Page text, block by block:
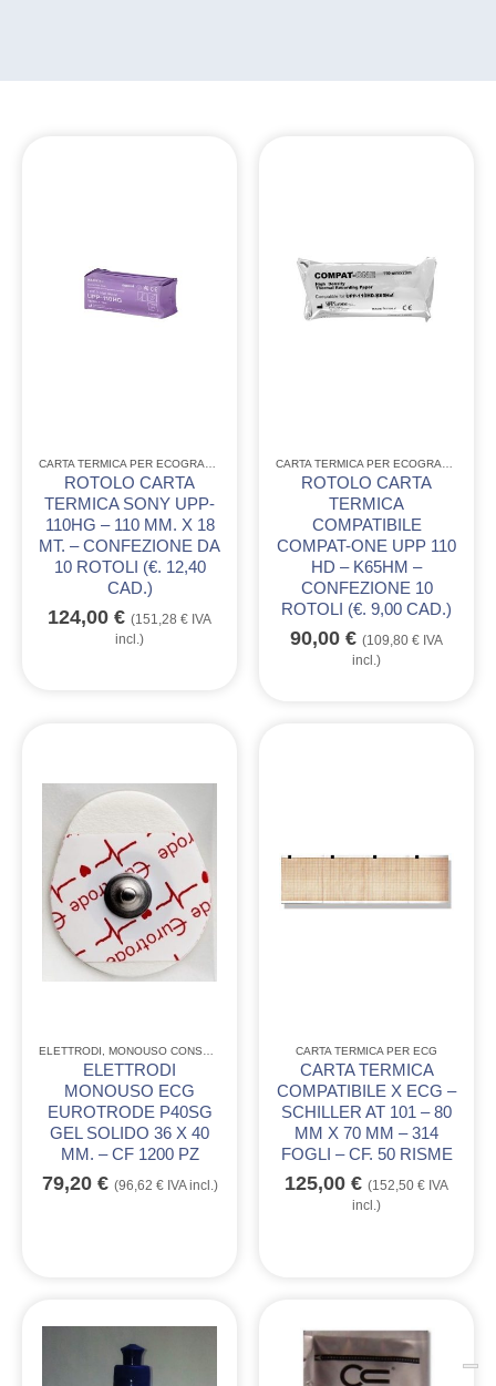
ROTOLO CARTA
TERMICA SONY UPP-
110HG – 110 MM. X 18
MT. – CONFEZIONE DA
10 ROTOLI (€. 12,40
CAD.)
124,00 € (151,28 € IVA
incl.)
ROTOLO CARTA
TERMICA
COMPATIBILE
COMPAT-ONE UPP 110
HD – K65HM –
CONFEZIONE 10
ROTOLI (€. 9,00 CAD.)
90,00 € (109,80 € IVA
incl.)
ELETTRODI MONOUSO CONSUMABILE
ELETTRODI
MONOUSO ECG
EUROTRODE P40SG
GEL SOLIDO 36 X 40
MM. – CF 1200 PZ
79,20 € (96,62 €IVA incl.)
CARTA TERMICA PER ECG
CARTA TERMICA
COMPATIBILE X ECG –
SCHILLER AT 101 – 80
MM X 70 MM – 314
FOGLI – CF. 50 RISME
125,00 € (152,50 € IVA
incl.)